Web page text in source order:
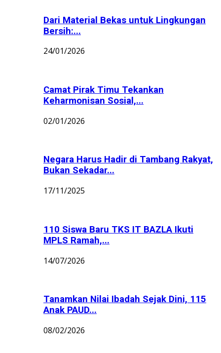
Dari Material Bekas untuk Lingkungan
Bersih:...
24/01/2026
Camat Pirak Timu Tekankan
Keharmonisan Sosial,...
02/01/2026
Negara Harus Hadir di Tambang Rakyat,
Bukan Sekadar...
17/11/2025
110 Siswa Baru TKS IT BAZLA Ikuti
MPLS Ramah,...
14/07/2026
Tanamkan Nilai Ibadah Sejak Dini, 115
Anak PAUD...
08/02/2026